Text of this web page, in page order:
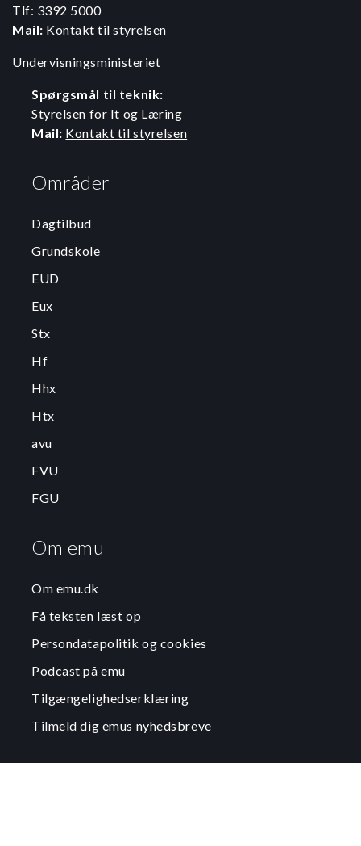
Tlf: 3392 5000
Mail: Kontakt til styrelsen
Undervisningsministeriet
Spørgsmål til teknik:
Styrelsen for It og Læring
Mail: Kontakt til styrelsen
Områder
Dagtilbud
Grundskole
EUD
Eux
Stx
Hf
Hhx
Htx
avu
FVU
FGU
Om emu
Om emu.dk
Få teksten læst op
Persondatapolitik og cookies
Podcast på emu
Tilgængelighedserklæring
Tilmeld dig emus nyhedsbreve